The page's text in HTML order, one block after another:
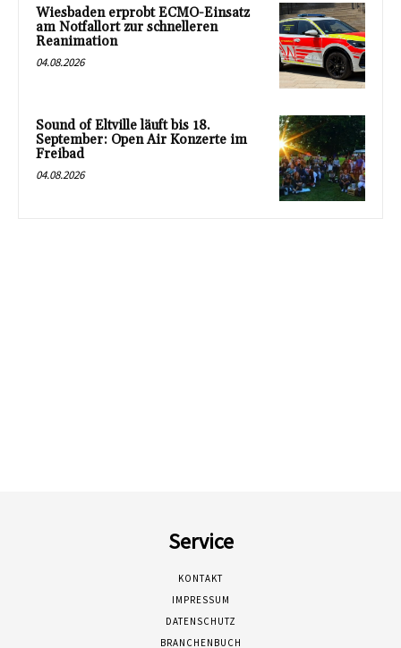
Wiesbaden erprobt ECMO-Einsatz
am Notfallort zur schnelleren
Reanimation
04.08.2026
Sound of Eltville läuft bis 18.
September: Open Air Konzerte im
Freibad
04.08.2026
Service
KONTAKT
IMPRESSUM
DATENSCHUTZ
BRANCHENBUCH